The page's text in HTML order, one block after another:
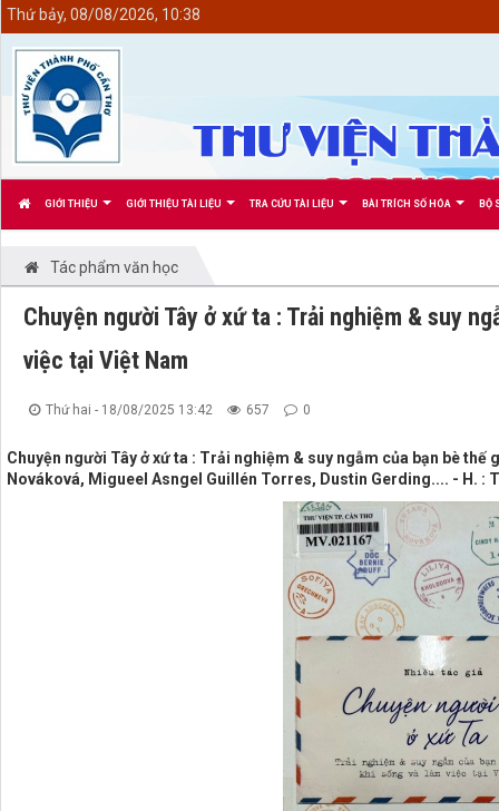
GIỚI THIỆU GIỚI THIỆU TÀI LIỆU TRA CỨU TÀI LIỆU BÀI TRÍCH SỐ HÓA BỘ
Thứ bảy, 08/08/2026, 10:38
Tác phẩm văn học
Chuyện người Tây ở xứ ta : Trải nghiệm & suy
việc tại Việt Nam
Thứ hai - 18/08/2025 13:42 657 0
Chuyện người Tây ở xứ ta : Trải nghiệm & suy ngẫm của bạn bè
Nováková, Migueel Asngel Guillén Torres, Dustin Gerding.... - H. :
<